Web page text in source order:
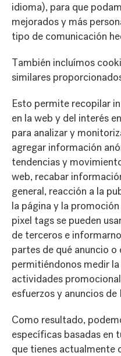
idioma), para que
mejorados y más
tipo de comunicación
También incluímos
similares
Esto permite recopilar
en la web y del interés
para analizar y
agregar información
tendencias y
web, recabar
general, reacción a la
la página y la
pixel tags se pueden
de terceros e
partes de qué anuncio
permitiéndonos medir
actividades
esfuerzos y anuncios
Como resultado,
específicas basadas en
que tienes actualmente